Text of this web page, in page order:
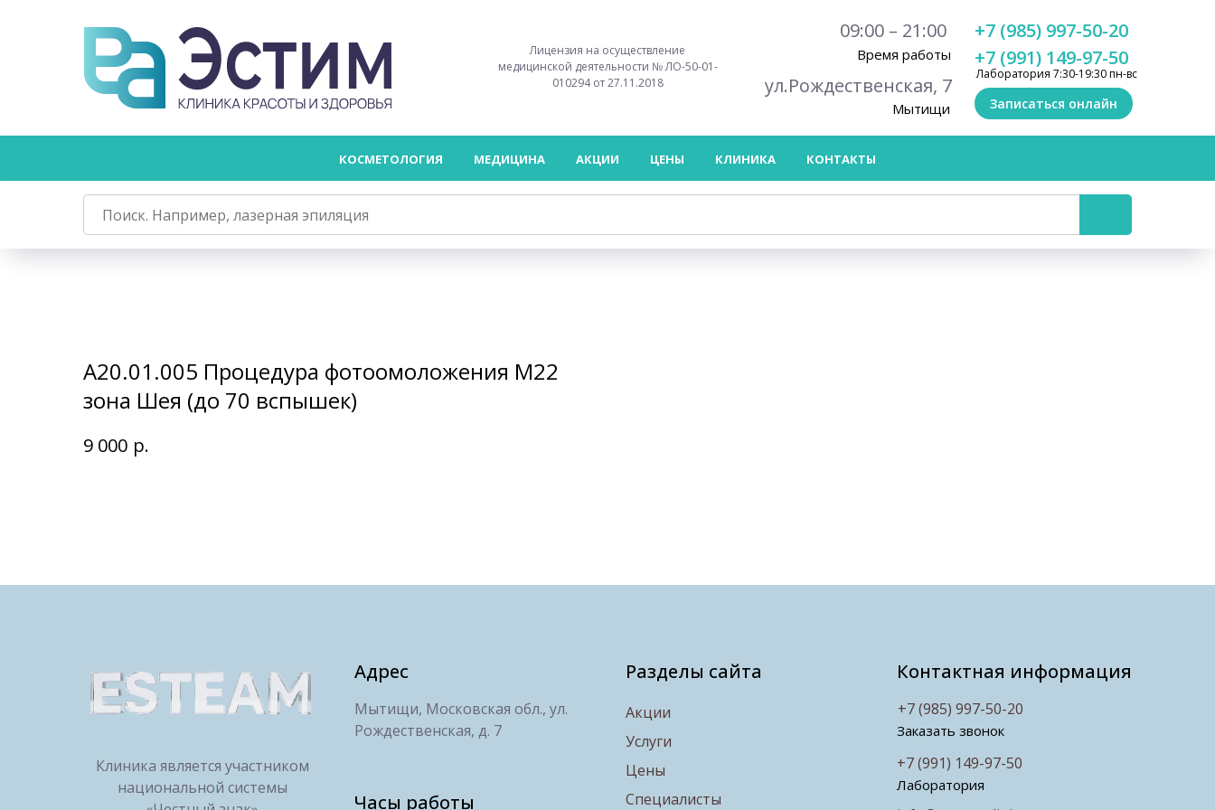
Время работы
Мытищи
ул.Рождественская, 7
09:00 – 21:00
Лаборатория 7:30-19:30 пн-вс
+7 (991) 149-97-50
+7 (985) 997-50-20
Лицензия на осуществление
медицинской деятельности № ЛО-50-01-
010294 от 27.11.2018
Записаться онлайн
КОСМЕТОЛОГИЯ МЕДИЦИНА АКЦИИ ЦЕНЫ КЛИНИКА КОНТАКТЫ
А20.01.005 Процедура фотоомоложения М22
зона Шея (до 70 вспышек)
9 000 р.
Клиника является участником
национальной системы
Часы работы
Адрес
Мытищи, Московская обл., ул.
Рождественская, д. 7
Контактная информация
Разделы сайта
Акции
Услуги
Цены
Специалисты
Заказать звонок
Лаборатория
+7 (991) 149-97-50
+7 (985) 997-50-20